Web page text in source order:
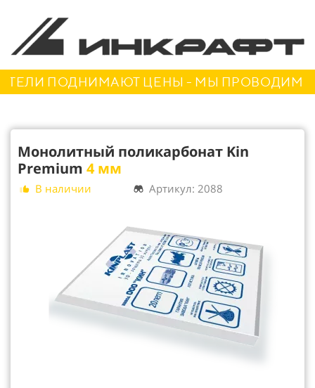
ПОДНИМАЮТ ЦЕНЫ - МЫ ПРОВОДИМ
Монолитный поликарбонат Kin
Premium 4 мм
В наличии Артикул: 2088